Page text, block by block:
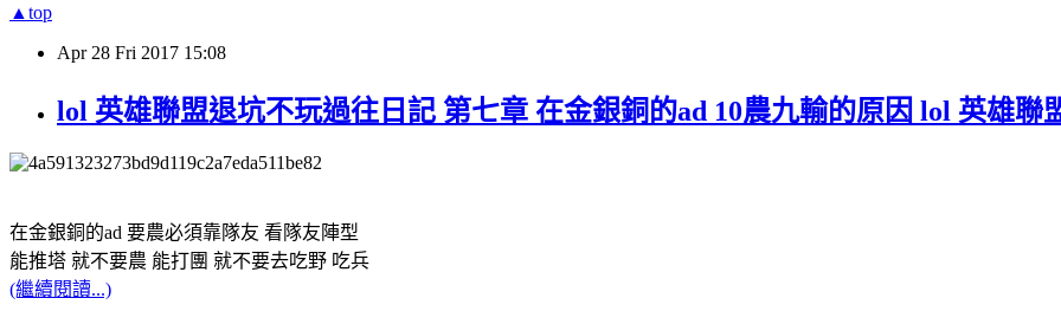
▲top
Apr 28 Fri 2017 15:08
lol 英雄聯盟退坑不玩過往日記 第七章 在金銀銅的ad 10農九輸的原因 lol 英雄聯
在金銀銅的ad 要農必須靠隊友 看隊友陣型
能推塔 就不要農 能打團 就不要去吃野 吃兵
(繼續閱讀...)